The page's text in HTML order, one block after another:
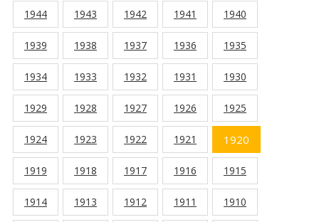
1944 1943 1942 1941 1940
1939 1938 1937 1936 1935
1934 1933 1932 1931 1930
1929 1928 1927 1926 1925
1924 1923 1922 1921 1920
1919 1918 1917 1916 1915
1914 1913 1912 1911 1910